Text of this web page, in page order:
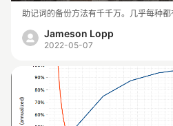
助记词的备份方法有千千万。几乎每种都
Jameson Lopp
2022-05-07